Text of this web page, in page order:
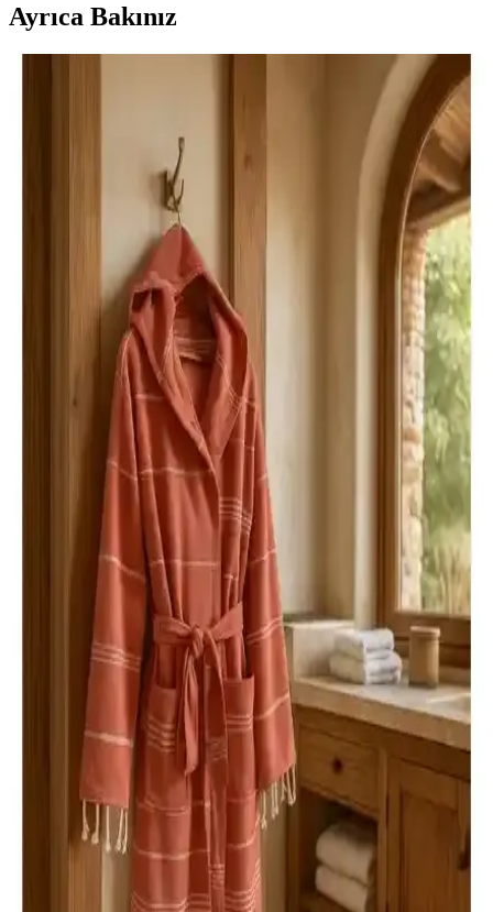
Ayrıca Bakınız
Yetişkinler İçin Güvenli ve Konforlu PVC Yüzme
Yetişkinler için tasarlanmış PVC yüzme kolluğu, kolay kullanım,
yüksek tutuş ve uygun fiyatıyla yüzme deneyiminizi güvenli ve
Soley Minerva %100 Pamuklu Unisex Bornoz
Yüksek Kalite ve Konfor Sağlar
%100 pamuklu, yüksek dokusu ve şık tasarımıyla Soley Minerva
bornoz, hem kadın hem de erkekler için ideal, su emici ve dayanıklı,
günlük kullanım ve spa ihtiyaçlarına uygun konforlu bir ürün.
Çocuk Bornozları Karşılaştırması: Ephemeris ve
Varol Ürünlerinin Özellikleri ve Seçim Rehberi
İki popüler çocuk bornozunu detaylı karşılaştırıyoruz. Ephemeris ve
Varol ürünlerinin özellikleri, kullanıcı yorumları ve avantajlarıyla en
uygun seçimi yapmanıza yardımcı oluyoruz.
Calmera Home Natura ve Ephemeris Pamuk
Peştemal Karşılaştırması: Özellikler ve Kullanım
Calmera Home Natura ve Ephemeris pamuk peştemal ürünleri,
doğal pamuk kullanımı ve farklı özellikleriyle plaj, havuz ve spa
aktivitelerinde tercih ediliyor. Detaylı karşılaştırma ile ihtiyaçlarınıza
Doğal Pamuklu Peştemal Bornozlarıyla Konfor ve
Şıklık Sağlayan Modeller
İki farklı pamuklu bornoz modelini detaylıca karşılaştırıyoruz.
Yüksek emicilik, hızlı kuruma ve şık tasarımlarıyla öne çıkan
ürünler hakkında bilgi edinin.
Ephemeris ve Formeya Pamuklu Kapüşonlu Bornoz
Karşılaştırması